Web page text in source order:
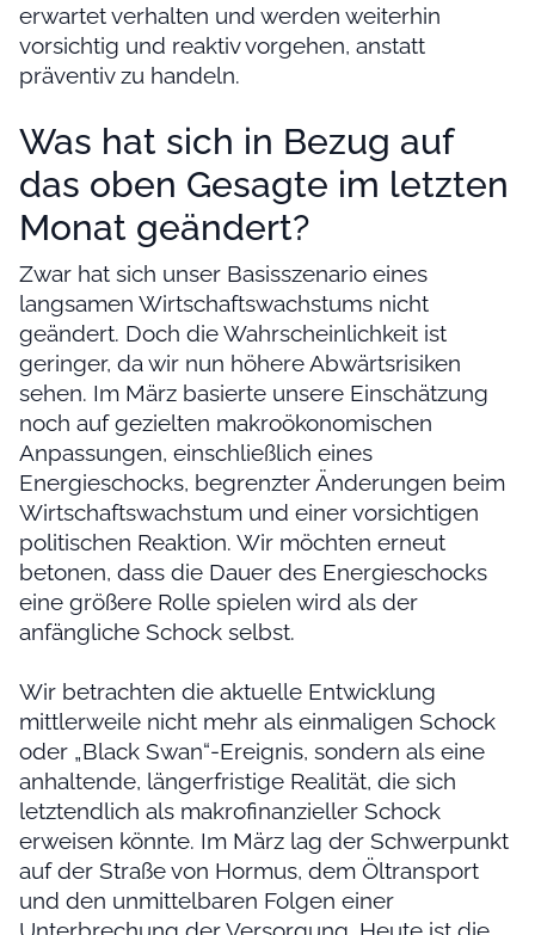
erwartet verhalten und werden weiterhin
vorsichtig und reaktiv vorgehen, anstatt
präventiv zu handeln.
Was hat sich in Bezug auf
das oben Gesagte im letzten
Monat geändert?
Zwar hat sich unser Basisszenario eines
langsamen Wirtschaftswachstums nicht
geändert. Doch die Wahrscheinlichkeit ist
geringer, da wir nun höhere Abwärtsrisiken
sehen. Im März basierte unsere Einschätzung
noch auf gezielten makroökonomischen
Anpassungen, einschließlich eines
Energieschocks, begrenzter Änderungen beim
Wirtschaftswachstum und einer vorsichtigen
politischen Reaktion. Wir möchten erneut
betonen, dass die Dauer des Energieschocks
eine größere Rolle spielen wird als der
anfängliche Schock selbst.
Wir betrachten die aktuelle Entwicklung
mittlerweile nicht mehr als einmaligen Schock
oder „Black Swan“-Ereignis, sondern als eine
anhaltende, längerfristige Realität, die sich
letztendlich als makrofinanzieller Schock
erweisen könnte. Im März lag der Schwerpunkt
auf der Straße von Hormus, dem Öltransport
und den unmittelbaren Folgen einer